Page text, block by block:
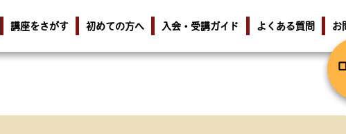
講座をさがす 初めての方へ 入会・受講ガイド よくある質問 お